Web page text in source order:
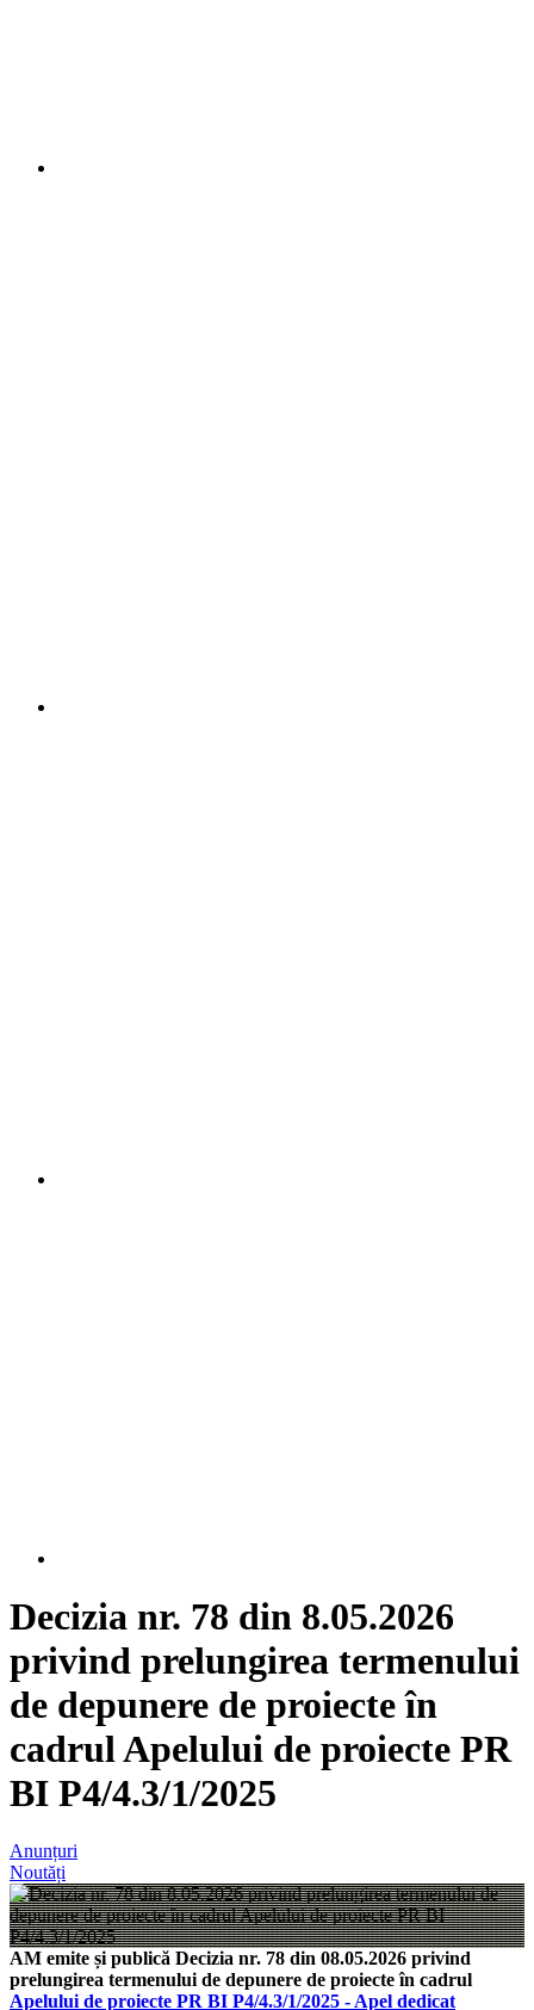
Decizia nr. 78 din 8.05.2026
privind prelungirea termenului
de depunere de proiecte în
cadrul Apelului de proiecte PR
BI P4/4.3/1/2025
Anunțuri
Noutăți
AM emite și publică Decizia nr. 78 din 08.05.2026 privind
prelungirea termenului de depunere de proiecte în cadrul
Apelului de proiecte PR BI P4/4.3/1/2025 - Apel dedicat